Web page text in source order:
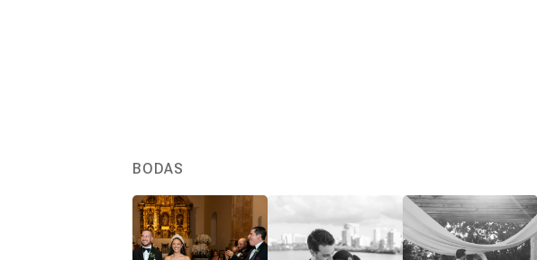
BODAS